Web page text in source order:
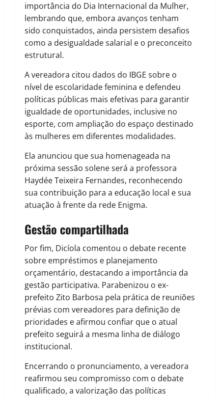
importância do Dia Internacional da Mulher,
lembrando que, embora avanços tenham
sido conquistados, ainda persistem desafios
como a desigualdade salarial e o preconceito
estrutural.
A vereadora citou dados do IBGE sobre o
nível de escolaridade feminina e defendeu
políticas públicas mais efetivas para garantir
igualdade de oportunidades, inclusive no
esporte, com ampliação do espaço destinado
às mulheres em diferentes modalidades.
Ela anunciou que sua homenageada na
próxima sessão solene será a professora
Haydée Teixeira Fernandes, reconhecendo
sua contribuição para a educação local e sua
atuação à frente da rede Enigma.
Gestão compartilhada
Por fim, Dicíola comentou o debate recente
sobre empréstimos e planejamento
orçamentário, destacando a importância da
gestão participativa. Parabenizou o ex-
prefeito Zito Barbosa pela prática de reuniões
prévias com vereadores para definição de
prioridades e afirmou confiar que o atual
prefeito seguirá a mesma linha de diálogo
institucional.
Encerrando o pronunciamento, a vereadora
reafirmou seu compromisso com o debate
qualificado, a valorização das políticas